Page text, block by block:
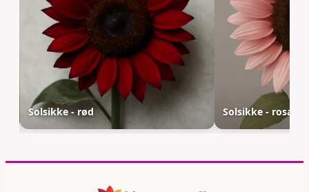
Solsikke - rød Solsikke - rosa